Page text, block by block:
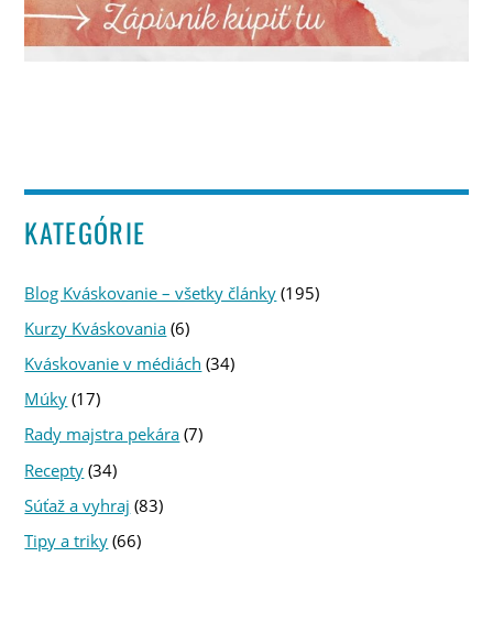
KATEGÓRIE
Blog Kváskovanie – všetky články (195)
Kurzy Kváskovania (6)
Kváskovanie v médiách (34)
Múky (17)
Rady majstra pekára (7)
Recepty (34)
Súťaž a vyhraj (83)
Tipy a triky (66)